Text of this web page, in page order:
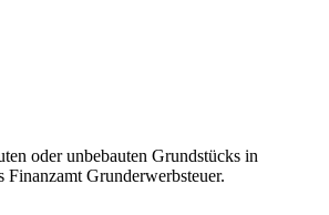
oder unbebauten Grundstücks in
Finanzamt Grunderwerbsteuer.